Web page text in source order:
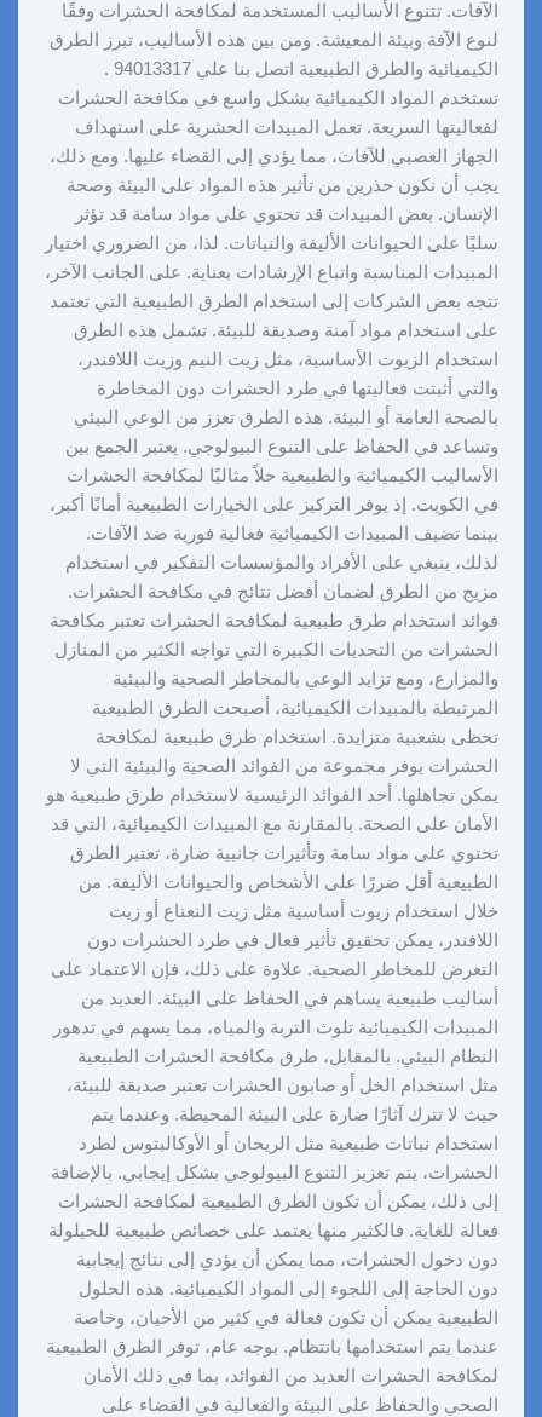
الآفات. تتنوع الأساليب المستخدمة لمكافحة الحشرات وفقًا
لنوع الآفة وبيئة المعيشة. ومن بين هذه الأساليب، تبرز الطرق
الكيميائية والطرق الطبيعية اتصل بنا علي 94013317 .
تستخدم المواد الكيميائية بشكل واسع في مكافحة الحشرات
لفعاليتها السريعة. تعمل المبيدات الحشرية على استهداف
الجهاز العصبي للآفات، مما يؤدي إلى القضاء عليها. ومع ذلك،
يجب أن نكون حذرين من تأثير هذه المواد على البيئة وصحة
الإنسان. بعض المبيدات قد تحتوي على مواد سامة قد تؤثر
سلبًا على الحيوانات الأليفة والنباتات. لذا، من الضروري اختيار
المبيدات المناسبة واتباع الإرشادات بعناية. على الجانب الآخر،
تتجه بعض الشركات إلى استخدام الطرق الطبيعية التي تعتمد
على استخدام مواد آمنة وصديقة للبيئة. تشمل هذه الطرق
استخدام الزيوت الأساسية، مثل زيت النيم وزيت اللافندر،
والتي أثبتت فعاليتها في طرد الحشرات دون المخاطرة
بالصحة العامة أو البيئة. هذه الطرق تعزز من الوعي البيئي
وتساعد في الحفاظ على التنوع البيولوجي. يعتبر الجمع بين
الأساليب الكيميائية والطبيعية حلاً مثاليًا لمكافحة الحشرات
في الكويت. إذ يوفر التركيز على الخيارات الطبيعية أمانًا أكبر،
بينما تضيف المبيدات الكيميائية فعالية فورية ضد الآفات.
لذلك، ينبغي على الأفراد والمؤسسات التفكير في استخدام
مزيج من الطرق لضمان أفضل نتائج في مكافحة الحشرات.
فوائد استخدام طرق طبيعية لمكافحة الحشرات تعتبر مكافحة
الحشرات من التحديات الكبيرة التي تواجه الكثير من المنازل
والمزارع، ومع تزايد الوعي بالمخاطر الصحية والبيئية
المرتبطة بالمبيدات الكيميائية، أصبحت الطرق الطبيعية
تحظى بشعبية متزايدة. استخدام طرق طبيعية لمكافحة
الحشرات يوفر مجموعة من الفوائد الصحية والبيئية التي لا
يمكن تجاهلها. أحد الفوائد الرئيسية لاستخدام طرق طبيعية هو
الأمان على الصحة. بالمقارنة مع المبيدات الكيميائية، التي قد
تحتوي على مواد سامة وتأثيرات جانبية ضارة، تعتبر الطرق
الطبيعية أقل ضررًا على الأشخاص والحيوانات الأليفة. من
خلال استخدام زيوت أساسية مثل زيت النعناع أو زيت
اللافندر، يمكن تحقيق تأثير فعال في طرد الحشرات دون
التعرض للمخاطر الصحية. علاوة على ذلك، فإن الاعتماد على
أساليب طبيعية يساهم في الحفاظ على البيئة. العديد من
المبيدات الكيميائية تلوث التربة والمياه، مما يسهم في تدهور
النظام البيئي. بالمقابل، طرق مكافحة الحشرات الطبيعية
مثل استخدام الخل أو صابون الحشرات تعتبر صديقة للبيئة،
حيث لا تترك آثارًا ضارة على البيئة المحيطة. وعندما يتم
استخدام نباتات طبيعية مثل الريحان أو الأوكالبتوس لطرد
الحشرات، يتم تعزيز التنوع البيولوجي بشكل إيجابي. بالإضافة
إلى ذلك، يمكن أن تكون الطرق الطبيعية لمكافحة الحشرات
فعالة للغاية. فالكثير منها يعتمد على خصائص طبيعية للحيلولة
دون دخول الحشرات، مما يمكن أن يؤدي إلى نتائج إيجابية
دون الحاجة إلى اللجوء إلى المواد الكيميائية. هذه الحلول
الطبيعية يمكن أن تكون فعالة في كثير من الأحيان، وخاصة
عندما يتم استخدامها بانتظام. بوجه عام، توفر الطرق الطبيعية
لمكافحة الحشرات العديد من الفوائد، بما في ذلك الأمان
الصحي والحفاظ على البيئة والفعالية في القضاء على